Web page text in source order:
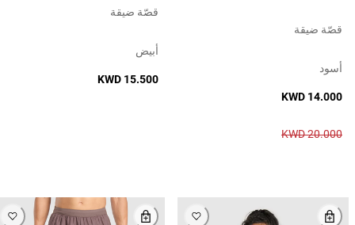
قصّة ضيقة
أسود
KWD 14.000
KWD 20.000
قصّة ضيقة
أبيض
KWD 15.500